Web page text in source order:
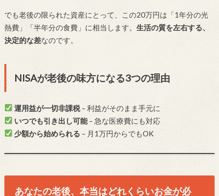
でも老後の限られた資産にとって、この20万円は「1年分の光
熱費」「半年分の食費」に相当します。 生活の質を左右する、
決定的な差なのです。
NISAが老後の味方になる3つの理由
運用益が一切非課税– 利益がそのまま手元に
いつでも引き出し可能– 急な医療費にも対応
少額から始められる – 月1万円からでもOK
あなたの老後、本当はどれくらいお金が必